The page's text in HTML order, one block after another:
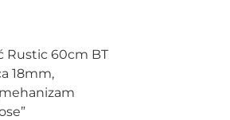
Rustic 60cm BT
18mm,